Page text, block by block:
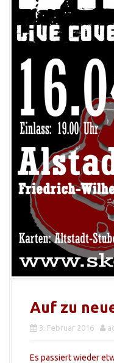
Auf zu
3. Februar 2016
Es passiert wieder